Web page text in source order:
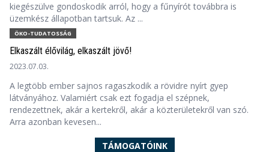
kiegészülve gondoskodik arról, hogy a fűnyírót továbbra is
üzemkész állapotban tartsuk. Az ...
ÖKO-TUDATOSSÁG
Elkaszált élővilág, elkaszált jövő!
2023.07.03.
A legtöbb ember sajnos ragaszkodik a rövidre nyírt gyep
látványához. Valamiért csak ezt fogadja el szépnek,
rendezettnek, akár a kertekről, akár a közterületekről van szó.
Arra azonban kevesen...
TÁMOGATÓINK